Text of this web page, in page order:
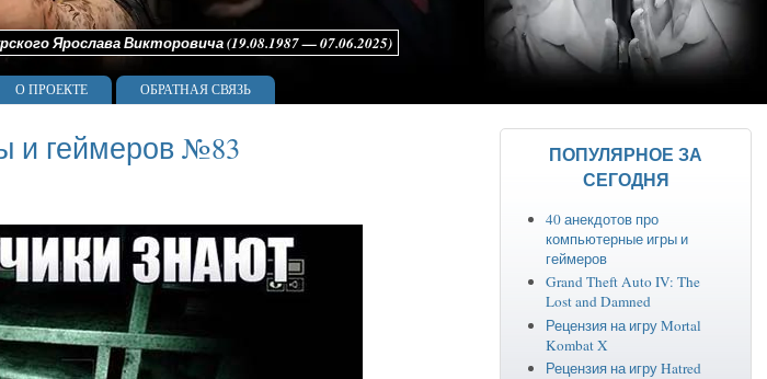
Ярослава Викторовича (19.08.1987 — 07.06.2025)
О ПРОЕКТЕ ОБРАТНАЯ СВЯЗЬ
и геймеров №83
ПОПУЛЯРНОЕ ЗА
СЕГОДНЯ
40 анекдотов про
компьютерные игры и
геймеров
Grand Theft Auto IV: The
Lost and Damned
Рецензия на игру Mortal
Kombat X
Рецензия на игру Hatred